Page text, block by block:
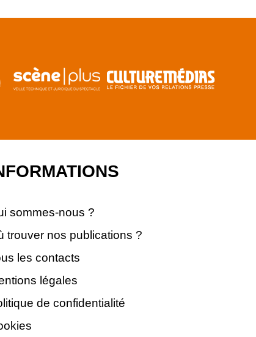
sommes-nous ?
trouver nos publications ?
les contacts
légales
de confidentialité